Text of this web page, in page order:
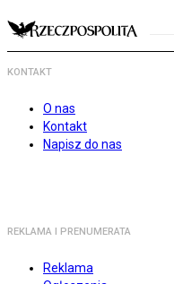
KONTAKT
O nas
Kontakt
Napisz do nas
REKLAMA I PRENUMERATA
Reklama